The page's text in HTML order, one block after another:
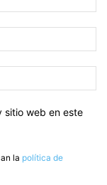
sitio web en este
la política de